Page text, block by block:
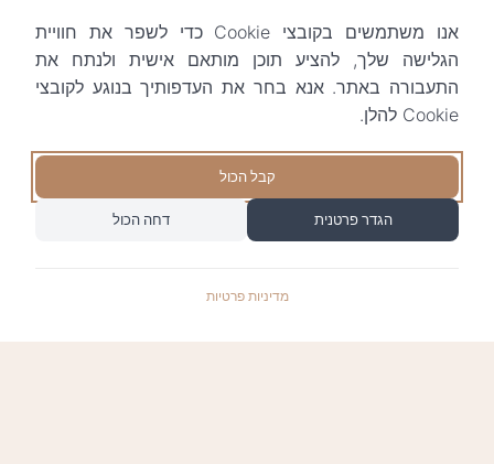
אנו משתמשים בקובצי Cookie כדי לשפר את חוויית
הגלישה שלך, להציע תוכן מותאם אישית ולנתח את
התעבורה באתר. אנא בחר את העדפותיך בנוגע לקובצי
Cookie להלן.
קבל הכול
הגדר פרטנית דחה הכול
מדיניות פרטיות